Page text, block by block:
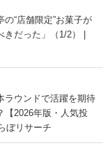
の“店舗限定”お菓子が
だった」（1/2） |
ラウンドで活躍を期待
【2026年版・人気投
ぼリサーチ